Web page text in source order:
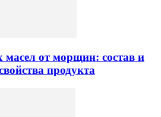
масел от морщин: состав и
продукта